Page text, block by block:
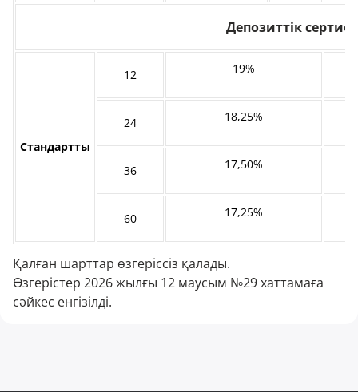
Депозиттік
Стандартты
12 19%
24 18,25%
36 17,50%
60 17,25%
Қалған шарттар өзгеріссіз қалады.
Өзгерістер 2026 жылғы 12 маусым №29 хаттамаға
сәйкес енгізілді.